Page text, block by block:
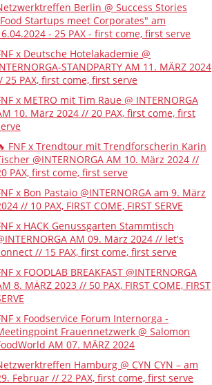
Berlin @ Success Stories
Startups meet Corporates" am
- 25 PAX - first come, first serve
x Deutsche Hotelakademie @
STANDPARTY AM 11. MÄRZ 2024
25 PAX, first come, first serve
x METRO mit Tim Raue @ INTERNORGA
10. März 2024 // 20 PAX, first come, first
FNF x Trendtour mit Trendforscherin Karin
@INTERNORGA AM 10. März 2024 //
PAX, first come, first serve
x Bon Pastaio @INTERNORGA am 9. März
// 10 PAX, FIRST COME, FIRST SERVE
x HACK Genussgarten Stammtisch
AM 09. März 2024 // let's
// 15 PAX, first come, first serve
x FOODLAB BREAKFAST @INTERNORGA
8. MÄRZ 2023 // 50 PAX, FIRST COME, FIRST
x Foodservice Forum Internorga -
Frauennetzwerk @ Salomon
AM 07. MÄRZ 2024
Hamburg @ CYN CYN – am
Februar // 22 PAX, first come, first serve